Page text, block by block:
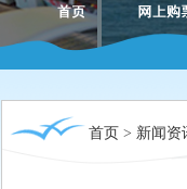
首页 > 新闻资